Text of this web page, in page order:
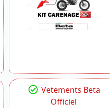
Vetements Beta
Officiel